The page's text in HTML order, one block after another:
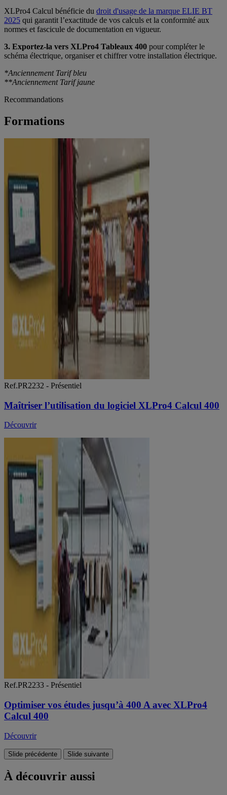
XLPro4 Calcul bénéficie du droit d'usage de la marque ELIE BT
2025 qui garantit l’exactitude de vos calculs et la conformité aux
normes et fascicule de documentation en vigueur.
3. Exportez-la vers XLPro4 Tableaux 400 pour compléter le
schéma électrique, organiser et chiffrer votre installation électrique.
*Anciennement Tarif bleu
**Anciennement Tarif jaune
Recommandations
Formations
Ref.PR2232 - Présentiel
Maîtriser l’utilisation du logiciel XLPro4 Calcul 400
Découvrir
Ref.PR2233 - Présentiel
Optimiser vos études jusqu’à 400 A avec XLPro4
Calcul 400
Découvrir
Slide précédente Slide suivante
À découvrir aussi